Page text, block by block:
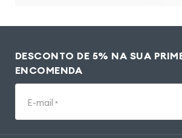
DESCONTO DE 5% NA SUA
ENCOMENDA
E-mail *